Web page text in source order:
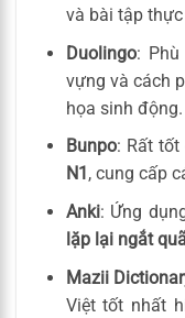
và bài tập
Duolingo:
vựng và cách
họa sinh động.
Bunpo: Rất tốt
N1 , cung cấp
Anki: Ứng
lặp lại ngắt
Mazii
Việt tốt nhất